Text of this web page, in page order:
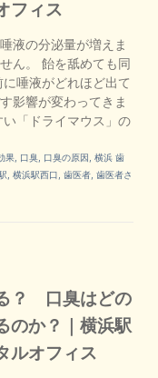
フィス
液の分泌量が増えま
ん。 飴を舐めても同
唾液がどれほど出て
影響が変わってきま
「ドライマウス」の
果 口臭 口臭の原因 ,横浜 歯
,横浜駅西口 ,歯医者 ,歯医者さ
？ 口臭はどの
のか？｜横浜駅
ルオフィス